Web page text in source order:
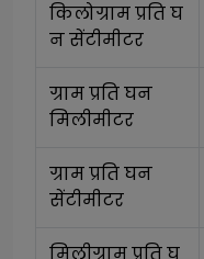
किलोग्राम प्रति घ
न सेंटीमीटर
ग्राम प्रति घन
मिलीमीटर
ग्राम प्रति घन
सेंटीमीटर